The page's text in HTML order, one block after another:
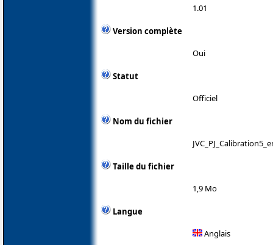
1.01
Version complète
Oui
Statut
Officiel
Nom du fichier
Taille du fichier
1,9 Mo
Langue
Anglais